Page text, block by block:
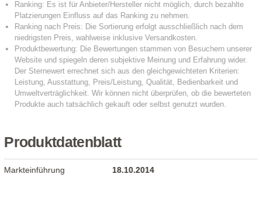
Produktdatenblatt
Markteinführung 18.10.2014